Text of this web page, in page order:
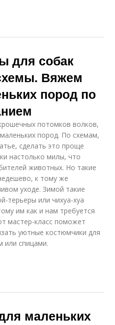
для собак
Вяжем
пород по
потомков волков,
пород. По схемам,
сделать это проще
настолько милы, что
животных. Но такие
к тому же
уходе. Зимой такие
терьеры или чихуа-хуа
им как и нам требуется
мастер-класс поможет
уютные костюмчики для
или спицами.
маленьких